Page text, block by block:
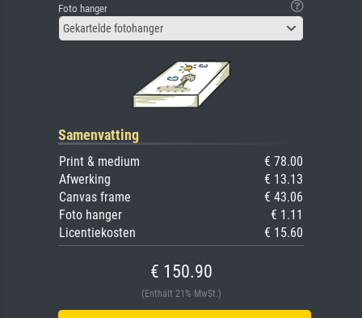
Foto hanger
Gekartelde fotohanger
Samenvatting
Print & medium
€ 78.00
Afwerking
€ 13.13
Canvas frame
€ 43.06
Foto hanger
€ 1.11
Licentiekosten
€ 15.60
€ 150.90
(Enthält 21% MwSt.)